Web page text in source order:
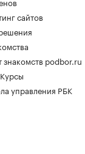
сайтов
знакомств podbor.ru
управления РБК